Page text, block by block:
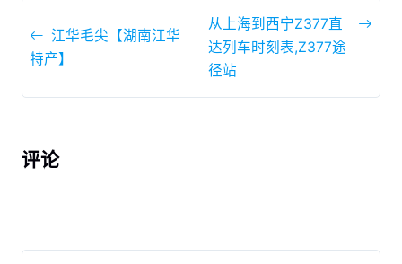
江华毛尖【湖南江华
特产】
从上海到西宁Z377直
达列车时刻表,Z377途
径站
评论